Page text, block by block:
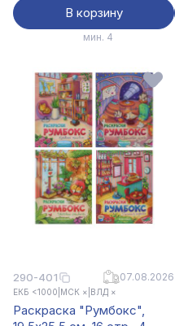
В корзину
мин. 4
290-401 07.08.2026
ЕКБ <1000 МСК × ВЛД ×
Раскраска "Румбокс",